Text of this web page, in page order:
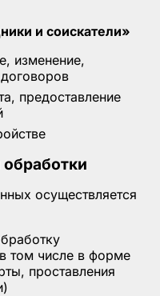
и соискатели»
изменение,
предоставление
осуществляется
том числе в форме
проставления